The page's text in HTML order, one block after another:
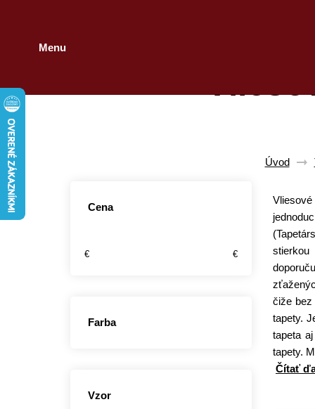
Menu
Úvod
stierkou
čiže bez
tapety.
tapeta
tapety.
Čítať
Cena
€ €
Farba
Vzor